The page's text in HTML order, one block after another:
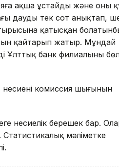
ақша ұстайды және оның
дауды тек сот анықтап,
қатысқан
қайтарып жатыр. Мұндай
Ұлттық банк филиалының
комиссия шығынын
несиелік берешек бар.
мәліметке